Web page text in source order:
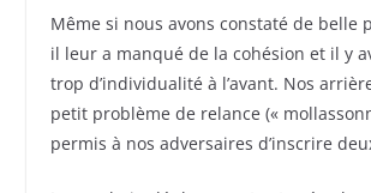
Même si nous avons constaté de belle
il leur a manqué de la cohésion et il y
trop d’individualité à l’avant. Nos
petit problème de relance («
permis à nos adversaires d’inscrire